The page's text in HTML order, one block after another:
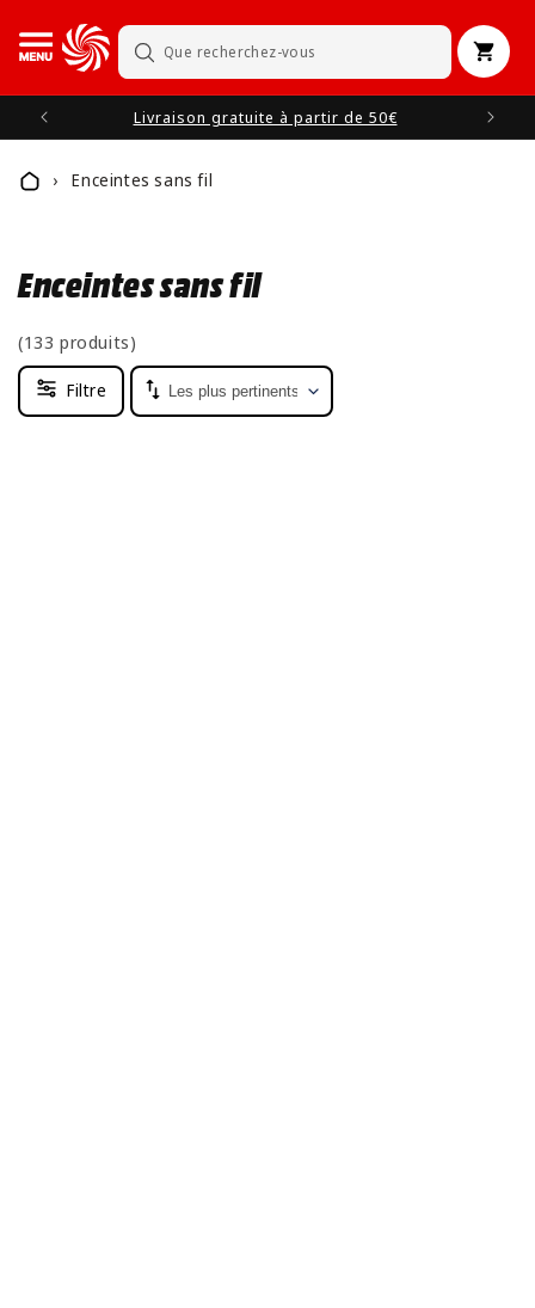
passer
au
contenu
Recherche Panier
Livraison gratuite à partir de 50€
Home Enceintes sans fil
Enceintes sans fil
(133 produits)
Filtre